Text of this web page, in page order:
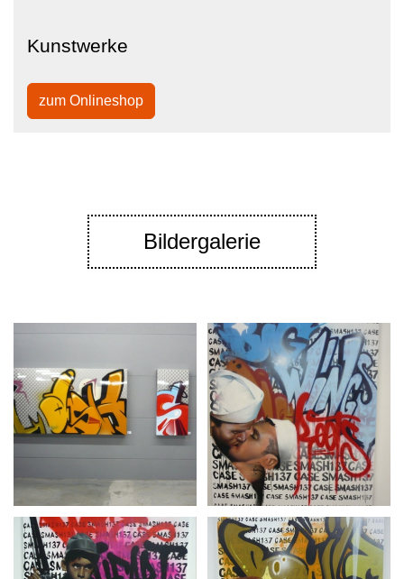
Kunstwerke
zum Onlineshop
Bildergalerie